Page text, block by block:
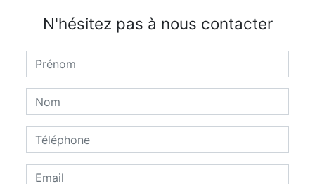
N'hésitez pas à nous contacter